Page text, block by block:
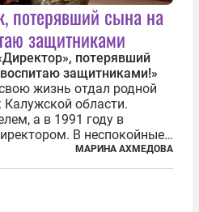
потерявший сына на
защитниками
потерявший
защитниками!»
жизнь отдал родной
Калужской области.
а в 1991 году в
В неспокойные
от закрытия и со
в районе. В 2023 году
МАРИНА АХМЕДОВА